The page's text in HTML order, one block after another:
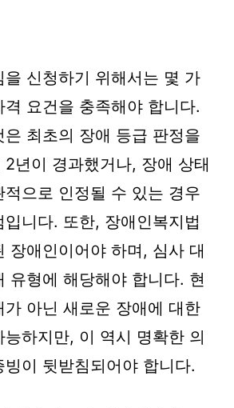
을 신청하기 위해서는 몇 가
요건을 충족해야 합니다.
은 최초의 장애 등급 판정을
2년이 경과했거나, 장애 상태
적으로 인정될 수 있는 경우
니다. 또한, 장애인복지법
장애인이어야 하며, 심사 대
유형에 해당해야 합니다. 현
아닌 새로운 장애에 대한
하지만, 이 역시 명확한 의
이 뒷받침되어야 합니다.